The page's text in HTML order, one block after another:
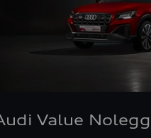
Value